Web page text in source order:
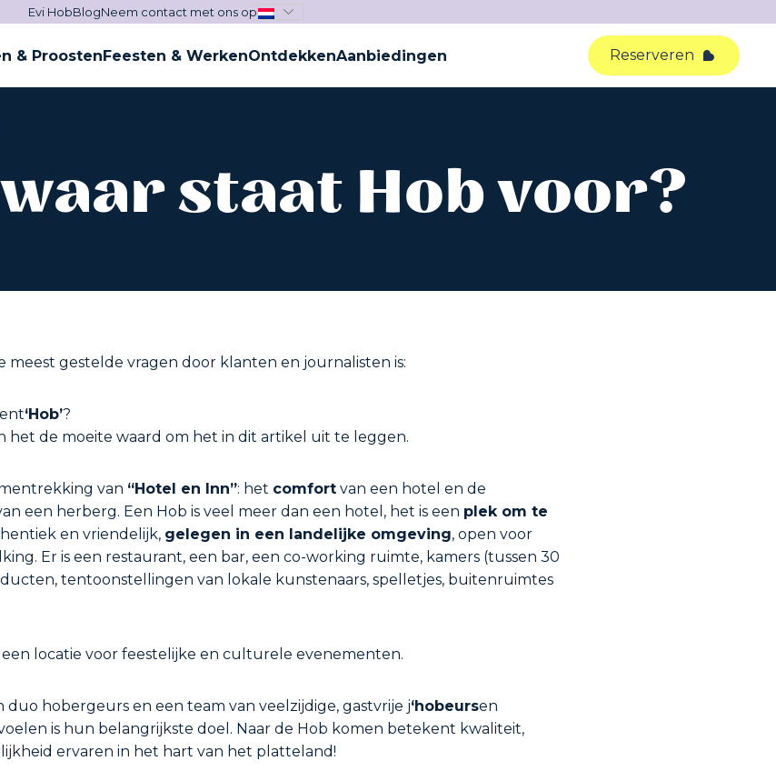
Evi HobBlogNeem contact met ons op
& ProostenFeesten & WerkenOntdekkenAanbiedingen Reserveren
staat Hob voor?
meest gestelde vragen door klanten en journalisten is:
‘Hob’?
het de moeite waard om het in dit artikel uit te leggen.
van “Hotel en Inn”: het comfort van een hotel en de
een herberg. Een Hob is veel meer dan een hotel, het is een plek om te
en vriendelijk, gelegen in een landelijke omgeving, open voor
Er is een restaurant, een bar, een co-working ruimte, kamers (tussen 30
tentoonstellingen van lokale kunstenaars, spelletjes, buitenruimtes
een locatie voor feestelijke en culturele evenementen.
hobergeurs en een team van veelzijdige, gastvrije j‘hobeursen
is hun belangrijkste doel. Naar de Hob komen betekent kwaliteit,
ervaren in het hart van het platteland!